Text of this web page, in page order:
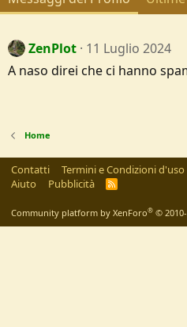
ZenPlot 11 Luglio 2024
A naso direi che ci hanno
Home
Contatti Termini e Condizioni d'uso
Aiuto
Pubblicità
R
Community platform by XenForo® ©